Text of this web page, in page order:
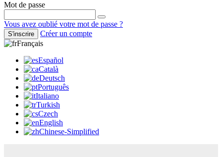
Mot de passe
Vous avez oublié votre mot de passe ?
S'inscrire
Créer un compte
Français
Español
Català
Deutsch
Português
Italiano
Turkish
Czech
English
Chinese-Simplified